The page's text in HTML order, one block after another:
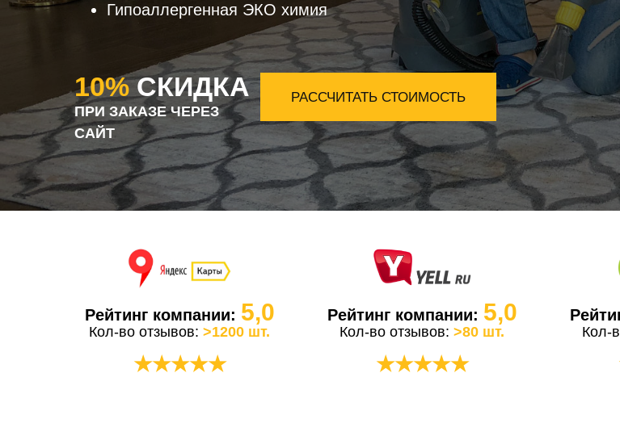
10%СКИДКА
Гипоаллергенная ЭКО химия
ПРИ ЗАКАЗЕ ЧЕРЕЗ
САЙТ
РАССЧИТАТЬ СТОИМОСТЬ
Рейтинг компании: 5,0
Кол-во отзывов: >1200 шт.
★★★★★
Рейтинг компании: 5,0
Кол-во отзывов: >80 шт.
★★★★★
Кол-